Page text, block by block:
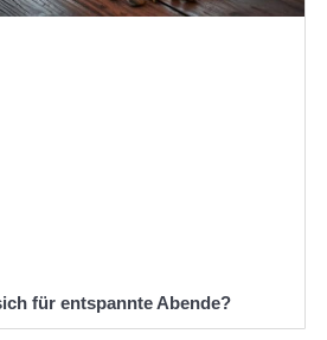
für entspannte Abende?